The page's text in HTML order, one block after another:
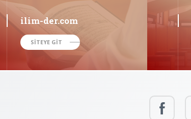
ilim-der.com
SİTEYE GİT